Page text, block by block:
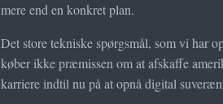
mere end en konkret plan.
Det store tekniske spørgsmål, som vi har
køber ikke præmissen om at afskaffe
karriere indtil nu på at opnå digital